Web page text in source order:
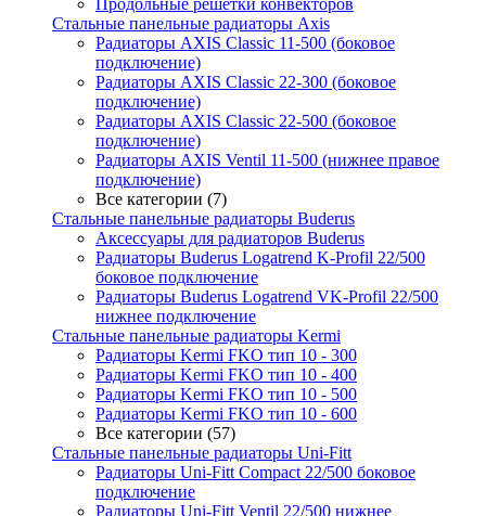
Продольные решетки конвекторов
Стальные панельные радиаторы Axis
Радиаторы AXIS Classic 11-500 (боковое
подключение)
Радиаторы AXIS Classic 22-300 (боковое
подключение)
Радиаторы AXIS Classic 22-500 (боковое
подключение)
Радиаторы AXIS Ventil 11-500 (нижнее правое
подключение)
Все категории (7)
Стальные панельные радиаторы Buderus
Аксессуары для радиаторов Buderus
Радиаторы Buderus Logatrend K-Profil 22/500
боковое подключение
Радиаторы Buderus Logatrend VK-Profil 22/500
нижнее подключение
Стальные панельные радиаторы Kermi
Радиаторы Kermi FKO тип 10 - 300
Радиаторы Kermi FKO тип 10 - 400
Радиаторы Kermi FKO тип 10 - 500
Радиаторы Kermi FKO тип 10 - 600
Все категории (57)
Стальные панельные радиаторы Uni-Fitt
Радиаторы Uni-Fitt Compact 22/500 боковое
подключение
Радиаторы Uni-Fitt Ventil 22/500 нижнее